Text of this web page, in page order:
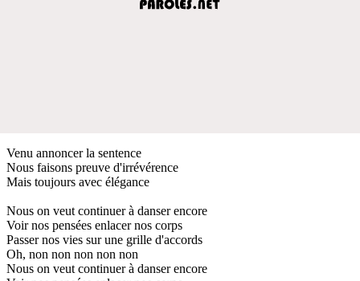
Venu annoncer la sentence
Nous faisons preuve d'irrévérence
Mais toujours avec élégance
Nous on veut continuer à danser encore
Voir nos pensées enlacer nos corps
Passer nos vies sur une grille d'accords
Oh, non non non non non
Nous on veut continuer à danser encore